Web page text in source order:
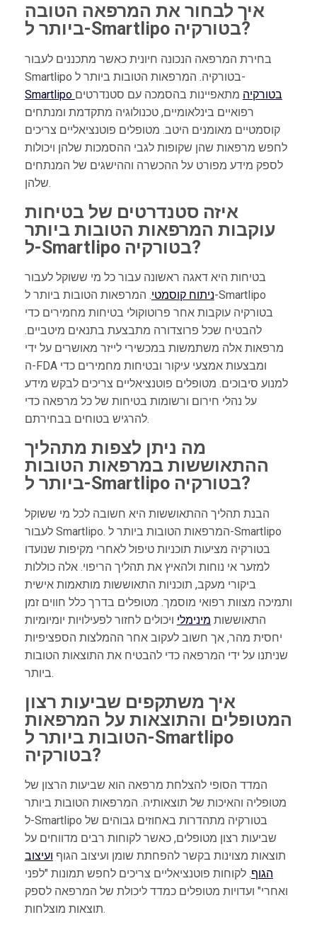
איך לבחור את המרפאה הטובה
ביותר ל-Smartlipo בטורקיה?
בחירת המרפאה הנכונה חיונית כאשר מתכננים לעבור
Smartlipo בטורקיה. המרפאות הטובות ביותר ל-
Smartlipo בטורקיה מתאפיינות בהסמכה עם סטנדרטים
רפואיים בינלאומיים, טכנולוגיה מתקדמת ומנתחים
קוסמטיים מאומנים היטב. מטופלים פוטנציאליים צריכים
לחפש מרפאות שהן שקופות לגבי ההסמכות שלהן ויכולות
לספק מידע מפורט על ההכשרה וההישגים של המנתחים
שלהן.
איזה סטנדרטים של בטיחות
עוקבות המרפאות הטובות ביותר
ל-Smartlipo בטורקיה?
בטיחות היא דאגה ראשונה עבור כל מי ששוקל לעבור
ניתוח קוסמטי. המרפאות הטובות ביותר ל-Smartlipo
בטורקיה עוקבות אחר פרוטוקולי בטיחות מחמירים כדי
להבטיח שכל פרוצדורה מתבצעת בתנאים מיטביים.
מרפאות אלה משתמשות במכשירי לייזר מאושרים על ידי
ה-FDA ומבצעות אמצעי עיקור ובטיחות מחמירים כדי
למנוע סיבוכים. מטופלים פוטנציאליים צריכים לבקש מידע
על נהלי חירום ורשומות בטיחות של כל מרפאה כדי
להרגיש בטוחים בבחירתם.
מה ניתן לצפות מתהליך
ההתאוששות במרפאות הטובות
ביותר ל-Smartlipo בטורקיה?
הבנת תהליך ההתאוששות היא חשובה לכל מי ששוקל
לעבור Smartlipo. המרפאות הטובות ביותר ל-Smartlipo
בטורקיה מציעות תוכניות טיפול לאחרי מקיפות שנועדו
למזער אי נוחות ולהאיץ את תהליך הריפוי. אלה כוללות
ביקורי מעקב, תוכניות התאוששות מותאמות אישית
ותמיכה מצוות רפואי מוסמך. מטופלים בדרך כלל חווים זמן
התאוששות מינימלי ויכולים לחזור לפעילויות יומיומיות
יחסית מהר, אך חשוב לעקוב אחר ההמלצות הספציפיות
שניתנו על ידי המרפאה כדי להבטיח את התוצאות הטובות
ביותר.
איך משתקפים שביעות רצון
המטופלים והתוצאות על המרפאות
הטובות ביותר ל-Smartlipo
בטורקיה?
המדד הסופי להצלחת מרפאה הוא שביעות הרצון של
מטופליה והאיכות של תוצאותיה. המרפאות הטובות ביותר
ל-Smartlipo בטורקיה מתהדרות באחוזים גבוהים של
שביעות רצון מטופלים, כאשר לקוחות רבים מדווחים על
תוצאות מצוינות בקשר להפחתת שומן ועיצוב הגוף ועיצוב
הגוף. לקוחות פוטנציאליים צריכים לחפש תמונות "לפני
ואחרי" ועדויות מטופלים כמדד ליכולת של המרפאה לספק
תוצאות מוצלחות.